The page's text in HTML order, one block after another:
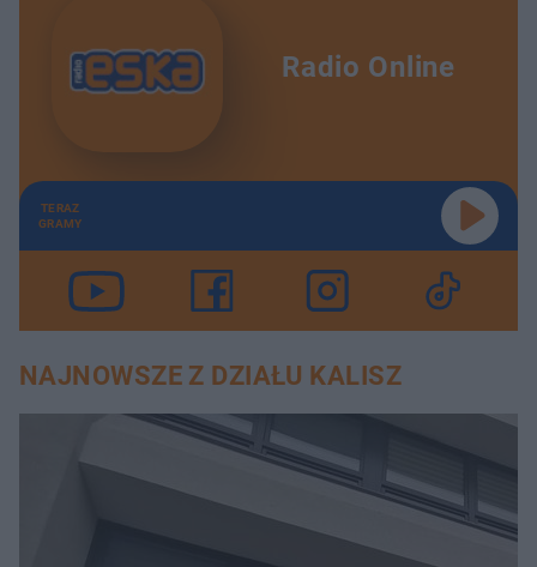
Radio Online
TERAZ
GRAMY
NAJNOWSZE Z DZIAŁU KALISZ